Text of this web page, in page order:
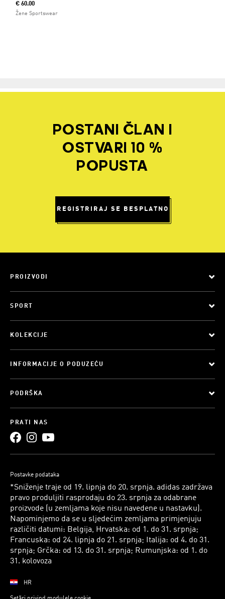
€ 60.00
Žene Sportswear
POSTANI ČLAN I
OSTVARI 10 %
POPUSTA
REGISTRIRAJ SE BESPLATNO
PROIZVODI
SPORT
KOLEKCIJE
INFORMACIJE O PODUZEĆU
PODRŠKA
PRATI NAS
Postavke podataka
*Sniženje traje od 19. lipnja do 20. srpnja. adidas zadržava
pravo produljiti rasprodaju do 23. srpnja za odabrane
proizvode (u zemljama koje nisu navedene u nastavku).
Napominjemo da se u sljedećim zemljama primjenjuju
različiti datumi: Belgija, Hrvatska: od 1. do 31. srpnja;
Francuska: od 24. lipnja do 21. srpnja; Italija: od 4. do 31.
srpnja; Grčka: od 13. do 31. srpnja; Rumunjska: od 1. do
31. kolovoza
HR